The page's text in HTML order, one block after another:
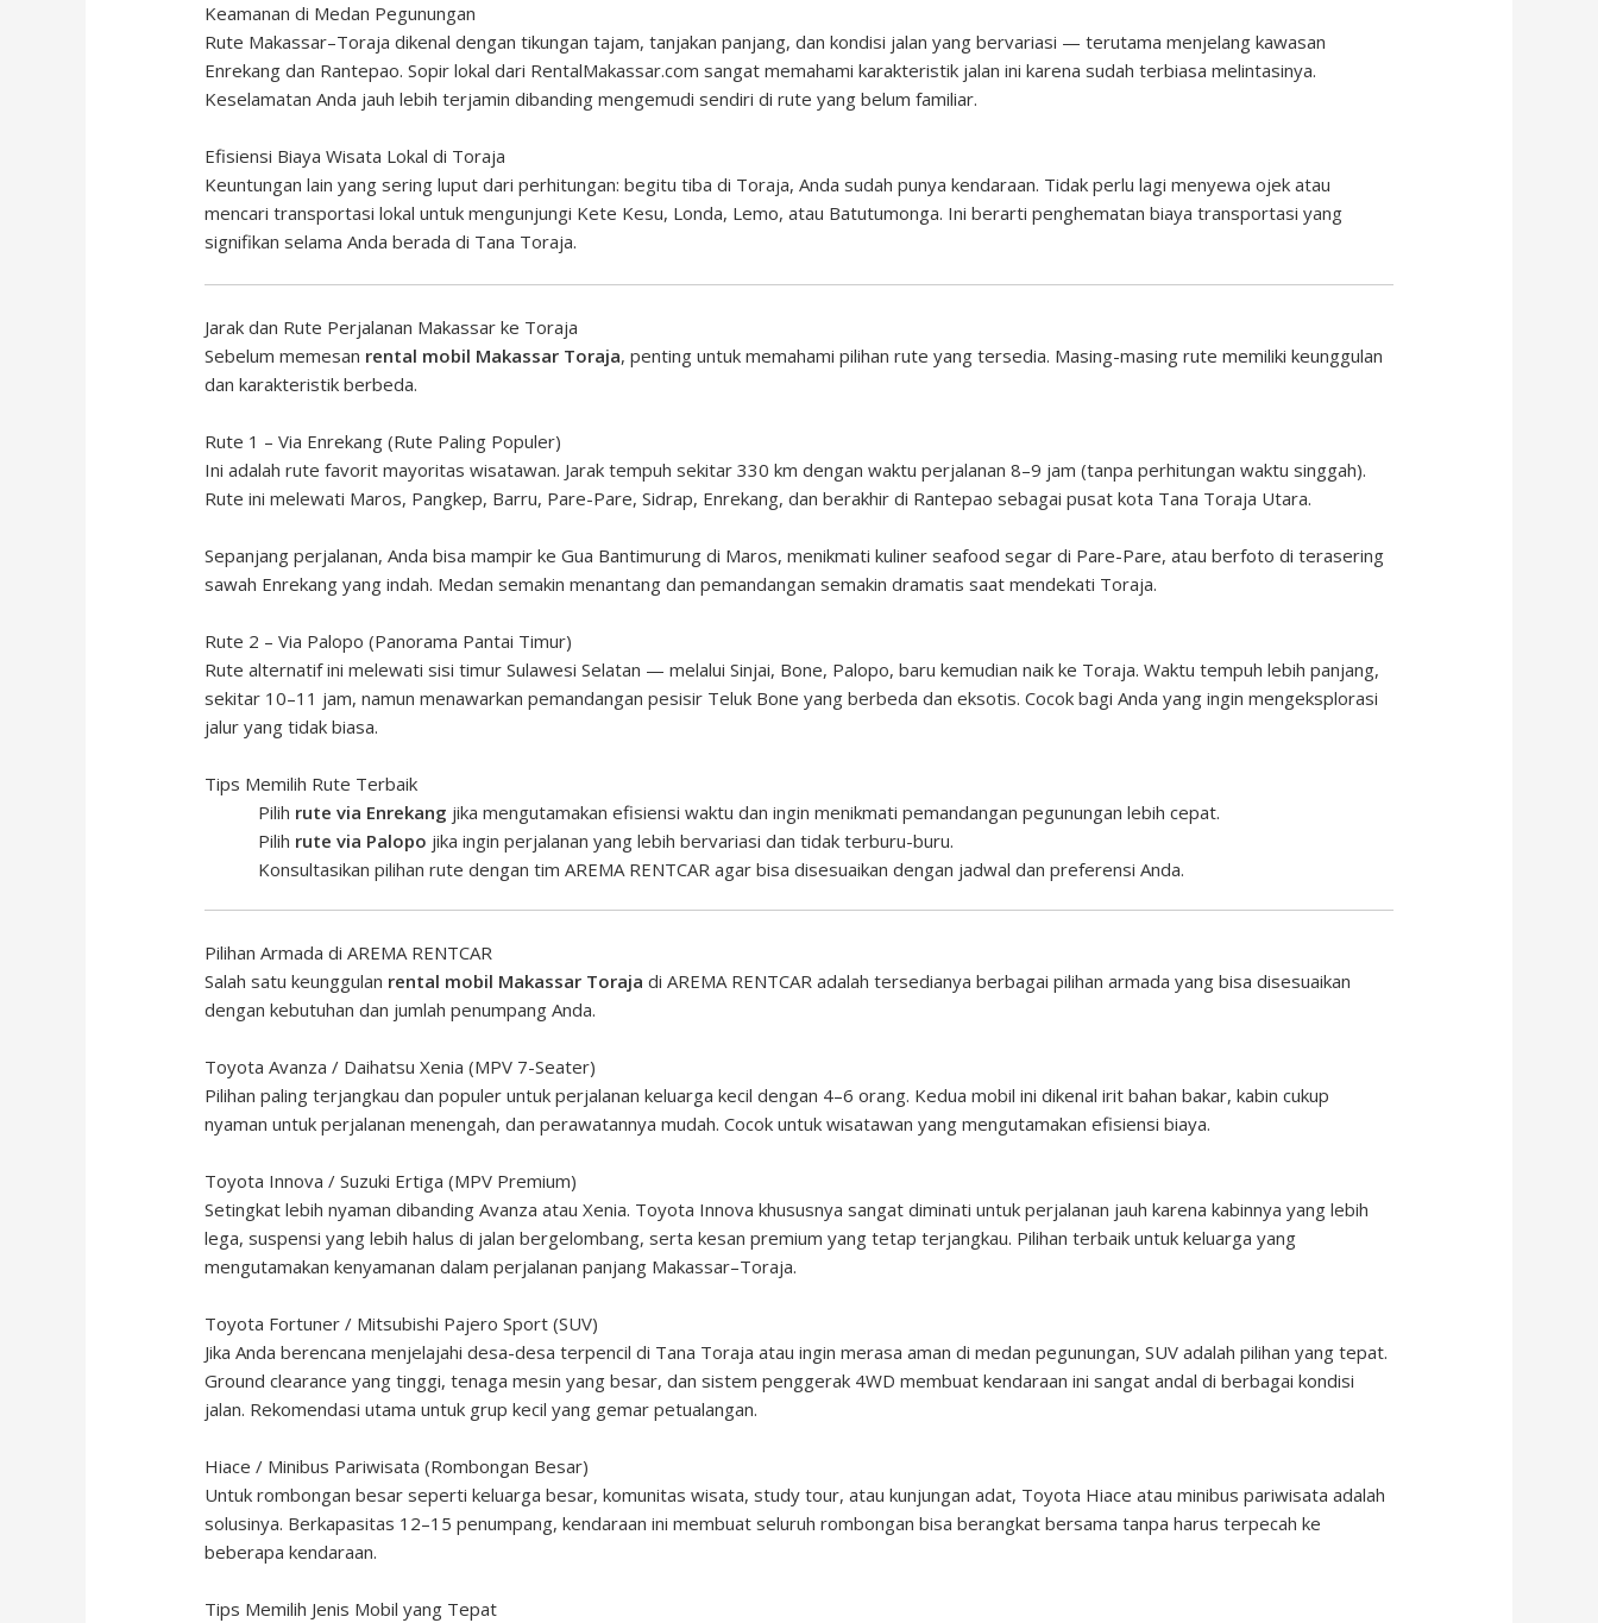
Keamanan di Medan Pegunungan
Rute Makassar–Toraja dikenal dengan tikungan tajam, tanjakan panjang, dan kondisi jalan yang bervariasi — terutama menjelang kawasan
Enrekang dan Rantepao. Sopir lokal dari RentalMakassar.com sangat memahami karakteristik jalan ini karena sudah terbiasa melintasinya.
Keselamatan Anda jauh lebih terjamin dibanding mengemudi sendiri di rute yang belum familiar.
Efisiensi Biaya Wisata Lokal di Toraja
Keuntungan lain yang sering luput dari perhitungan: begitu tiba di Toraja, Anda sudah punya kendaraan. Tidak perlu lagi menyewa ojek atau
mencari transportasi lokal untuk mengunjungi Kete Kesu, Londa, Lemo, atau Batutumonga. Ini berarti penghematan biaya transportasi yang
signifikan selama Anda berada di Tana Toraja.
Jarak dan Rute Perjalanan Makassar ke Toraja
Sebelum memesan rental mobil Makassar Toraja, penting untuk memahami pilihan rute yang tersedia. Masing-masing rute memiliki keunggulan
dan karakteristik berbeda.
Rute 1 – Via Enrekang (Rute Paling Populer)
Ini adalah rute favorit mayoritas wisatawan. Jarak tempuh sekitar 330 km dengan waktu perjalanan 8–9 jam (tanpa perhitungan waktu singgah).
Rute ini melewati Maros, Pangkep, Barru, Pare-Pare, Sidrap, Enrekang, dan berakhir di Rantepao sebagai pusat kota Tana Toraja Utara.
Sepanjang perjalanan, Anda bisa mampir ke Gua Bantimurung di Maros, menikmati kuliner seafood segar di Pare-Pare, atau berfoto di terasering
sawah Enrekang yang indah. Medan semakin menantang dan pemandangan semakin dramatis saat mendekati Toraja.
Rute 2 – Via Palopo (Panorama Pantai Timur)
Rute alternatif ini melewati sisi timur Sulawesi Selatan — melalui Sinjai, Bone, Palopo, baru kemudian naik ke Toraja. Waktu tempuh lebih panjang,
sekitar 10–11 jam, namun menawarkan pemandangan pesisir Teluk Bone yang berbeda dan eksotis. Cocok bagi Anda yang ingin mengeksplorasi
jalur yang tidak biasa.
Tips Memilih Rute Terbaik
Pilih rute via Enrekang jika mengutamakan efisiensi waktu dan ingin menikmati pemandangan pegunungan lebih cepat.
Pilih rute via Palopo jika ingin perjalanan yang lebih bervariasi dan tidak terburu-buru.
Konsultasikan pilihan rute dengan timAREMA RENTCAR agar bisa disesuaikan dengan jadwal dan preferensi Anda.
Pilihan Armada di AREMA RENTCAR
Salah satu keunggulan rental mobil Makassar Toraja di AREMA RENTCAR adalah tersedianya berbagai pilihan armada yang bisa disesuaikan
dengan kebutuhan dan jumlah penumpang Anda.
Toyota Avanza / Daihatsu Xenia (MPV 7-Seater)
Pilihan paling terjangkau dan populer untuk perjalanan keluarga kecil dengan 4–6 orang. Kedua mobil ini dikenal irit bahan bakar, kabin cukup
nyaman untuk perjalanan menengah, dan perawatannya mudah. Cocok untuk wisatawan yang mengutamakan efisiensi biaya.
Toyota Innova / Suzuki Ertiga (MPV Premium)
Setingkat lebih nyaman dibanding Avanza atau Xenia. Toyota Innova khususnya sangat diminati untuk perjalanan jauh karena kabinnya yang lebih
lega, suspensi yang lebih halus di jalan bergelombang, serta kesan premium yang tetap terjangkau. Pilihan terbaik untuk keluarga yang
mengutamakan kenyamanan dalam perjalanan panjang Makassar–Toraja.
Toyota Fortuner / Mitsubishi Pajero Sport (SUV)
Jika Anda berencana menjelajahi desa-desa terpencil di Tana Toraja atau ingin merasa aman di medan pegunungan, SUV adalah pilihan yang tepat.
Ground clearance yang tinggi, tenaga mesin yang besar, dan sistem penggerak 4WD membuat kendaraan ini sangat andal di berbagai kondisi
jalan. Rekomendasi utama untuk grup kecil yang gemar petualangan.
Hiace / Minibus Pariwisata (Rombongan Besar)
Untuk rombongan besar seperti keluarga besar, komunitas wisata, study tour, atau kunjungan adat, Toyota Hiace atau minibus pariwisata adalah
solusinya. Berkapasitas 12–15 penumpang, kendaraan ini membuat seluruh rombongan bisa berangkat bersama tanpa harus terpecah ke
beberapa kendaraan.
Tips Memilih Jenis Mobil yang Tepat